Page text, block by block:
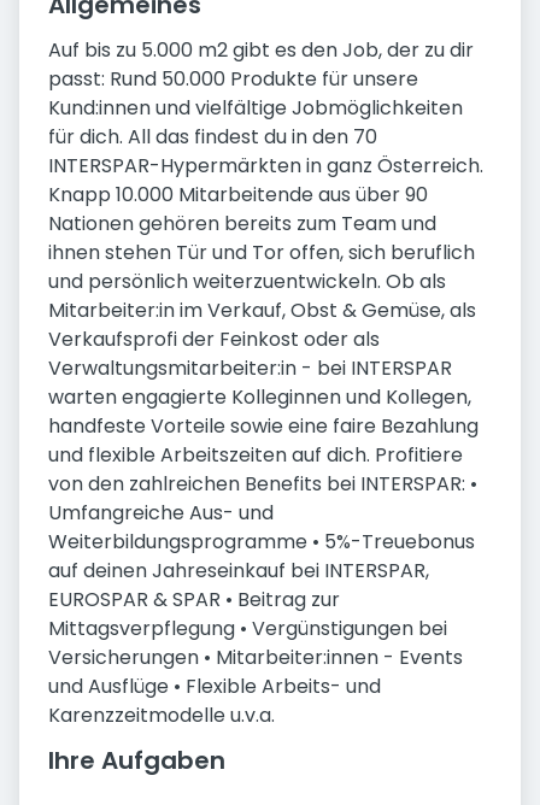
Auf bis zu 5.000 m2 gibt es den Job, der zu dir
passt: Rund 50.000 Produkte für unsere
Kund:innen und vielfältige Jobmöglichkeiten
für dich. All das findest du in den 70
INTERSPAR-Hypermärkten in ganz Österreich.
Knapp 10.000 Mitarbeitende aus über 90
Nationen gehören bereits zum Team und
ihnen stehen Tür und Tor offen, sich beruflich
und persönlich weiterzuentwickeln. Ob als
Mitarbeiter:in im Verkauf, Obst & Gemüse, als
Verkaufsprofi der Feinkost oder als
Verwaltungsmitarbeiter:in - bei INTERSPAR
warten engagierte Kolleginnen und Kollegen,
handfeste Vorteile sowie eine faire Bezahlung
und flexible Arbeitszeiten auf dich. Profitiere
von den zahlreichen Benefits bei INTERSPAR: •
Umfangreiche Aus- und
Weiterbildungsprogramme • 5%-Treuebonus
auf deinen Jahreseinkauf bei INTERSPAR,
EUROSPAR & SPAR • Beitrag zur
Mittagsverpflegung • Vergünstigungen bei
Versicherungen • Mitarbeiter:innen - Events
und Ausflüge • Flexible Arbeits- und
Karenzzeitmodelle u.v.a.
Ihre Aufgaben